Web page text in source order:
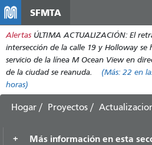
SFMTA
Alertas ÚLTIMA ACTUALIZACIÓN: El
intersección de la calle 19 y Holloway se
servicio de la línea M Ocean View en
de la ciudad se reanuda.
(Más: 22 en
horas)
Hogar Proyectos
Más información en esta